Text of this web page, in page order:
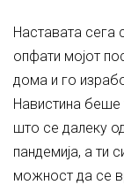
Наставата сега
опфати мојот
дома и го
Навистина беше
што се далеку
пандемија, а ти
можност да се